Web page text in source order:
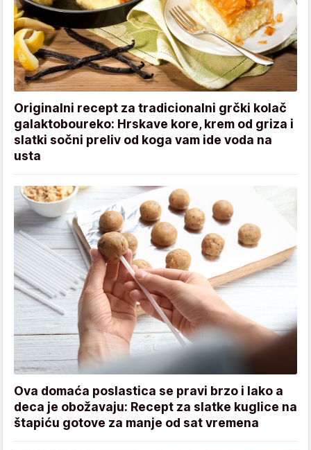
Originalni recept za tradicionalni grčki kolač
galaktoboureko: Hrskave kore, krem od griza i
slatki sočni preliv od koga vam ide voda na
usta
Ova domaća poslastica se pravi brzo i lako a
deca je obožavaju: Recept za slatke kuglice na
štapiću gotove za manje od sat vremena